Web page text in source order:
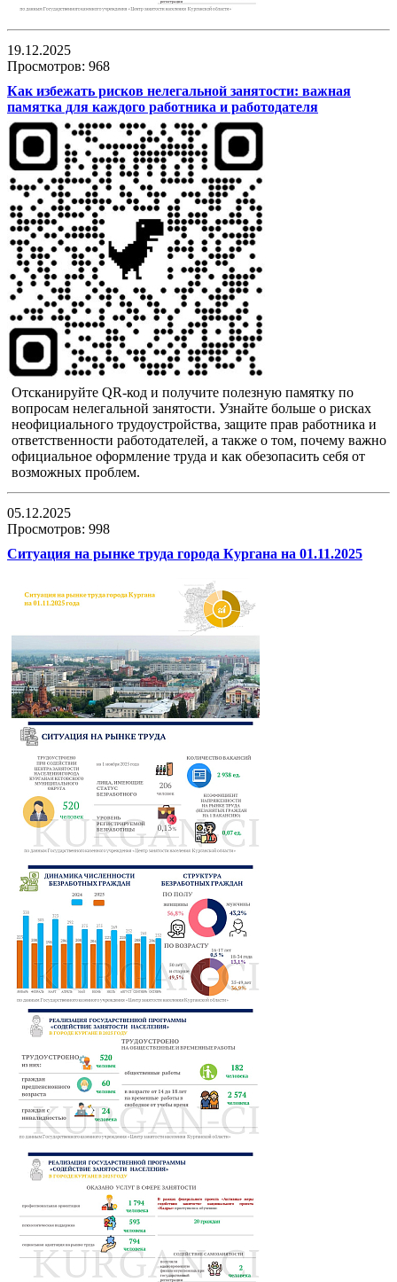
19.12.2025
Просмотров: 968
Как избежать рисков нелегальной занятости: важная
памятка для каждого работника и работодателя
Отсканируйте QR-код и получите полезную памятку по
вопросам нелегальной занятости. Узнайте больше о рисках
неофициального трудоустройства, защите прав работника и
ответственности работодателей, а также о том, почему важно
официальное оформление труда и как обезопасить себя от
возможных проблем.
05.12.2025
Просмотров: 998
Ситуация на рынке труда города Кургана на 01.11.2025